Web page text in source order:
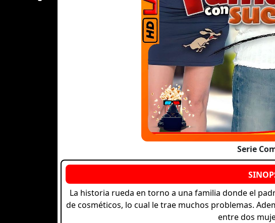
Serie
La historia rueda en torno a una familia donde el
de cosméticos, lo cual le trae muchos problemas.
entre dos